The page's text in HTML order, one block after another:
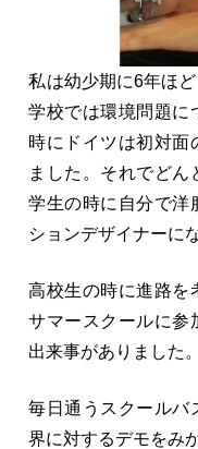
私は幼少期に6年ほ
学校では環境問題に
時にドイツは初対面
ました。それでどん
学生の時に自分で洋
ションデザイナーに
高校生の時に進路を
サマースクールに参
出来事がありました。
毎日通うスクールバ
界に対するデモをみ